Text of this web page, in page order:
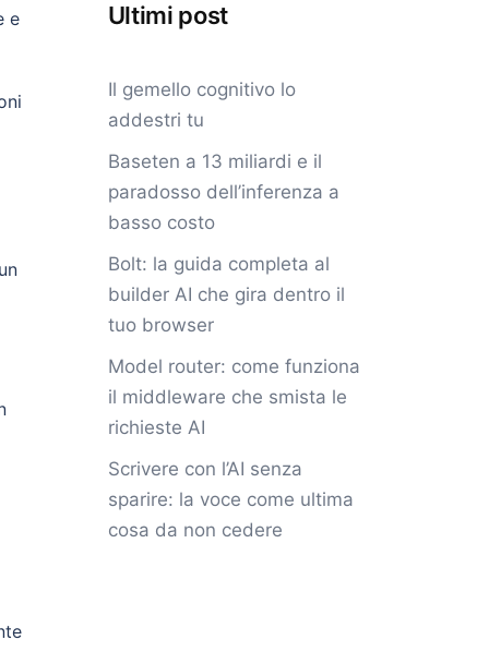
e
Ultimi post
Il gemello cognitivo lo
addestri tu
Baseten a 13 miliardi e il
paradosso dell’inferenza a
basso costo
Bolt: la guida completa al
builder AI che gira dentro il
tuo browser
Model router: come funziona
il middleware che smista le
richieste AI
Scrivere con l’AI senza
sparire: la voce come ultima
cosa da non cedere